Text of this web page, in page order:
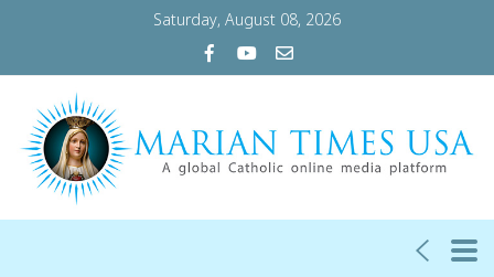
Saturday, August 08, 2026